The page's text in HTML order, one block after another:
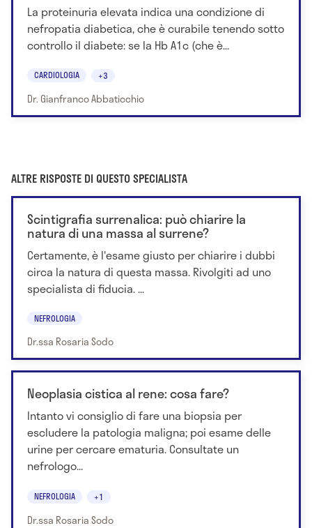
La proteinuria elevata indica una condizione di
nefropatia diabetica, che è curabile tenendo sotto
controllo il diabete: se la Hb A1c (che è...
CARDIOLOGIA +3
Dr. Gianfranco Abbaticchio
ALTRE RISPOSTE DI QUESTO SPECIALISTA
Scintigrafia surrenalica: può chiarire la
natura di una massa al surrene?
Certamente, è l'esame giusto per chiarire i dubbi
circa la natura di questa massa. Rivolgiti ad uno
specialista di fiducia. ...
NEFROLOGIA
Dr.ssa Rosaria Sodo
Neoplasia cistica al rene: cosa fare?
Intanto vi consiglio di fare una biopsia per
escludere la patologia maligna; poi esame delle
urine per cercare ematuria. Consultate un
nefrologo...
NEFROLOGIA +1
Dr.ssa Rosaria Sodo